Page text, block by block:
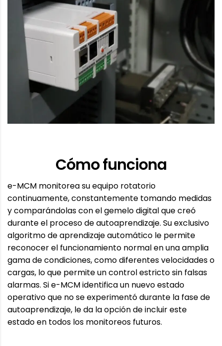
Cómo funciona
e-MCM monitorea su equipo rotatorio
continuamente, constantemente tomando medidas
y comparándolas con el gemelo digital que creó
durante el proceso de autoaprendizaje. Su exclusivo
algoritmo de aprendizaje automático le permite
reconocer el funcionamiento normal en una amplia
gama de condiciones, como diferentes velocidades o
cargas, lo que permite un control estricto sin falsas
alarmas. Si e-MCM identifica un nuevo estado
operativo que no se experimentó durante la fase de
autoaprendizaje, le da la opción de incluir este
estado en todos los monitoreos futuros.